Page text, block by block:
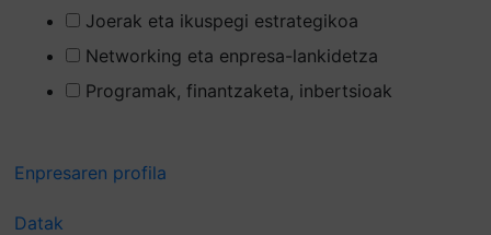
Joerak eta ikuspegi estrategikoa
Networking eta enpresa-lankidetza
Programak, finantzaketa, inbertsioak
Enpresaren profila
Datak